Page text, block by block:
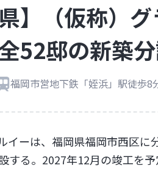
県】（仮称）
52邸の新築
福岡市営地下鉄「姪浜」駅徒歩8
イーは、福岡県福岡市西区
する。2027年12月の竣工を